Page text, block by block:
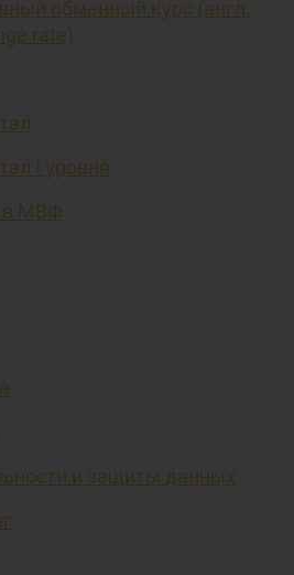
обменный курс (англ.
rate)
I уровня
в МВФ
и защиты данных